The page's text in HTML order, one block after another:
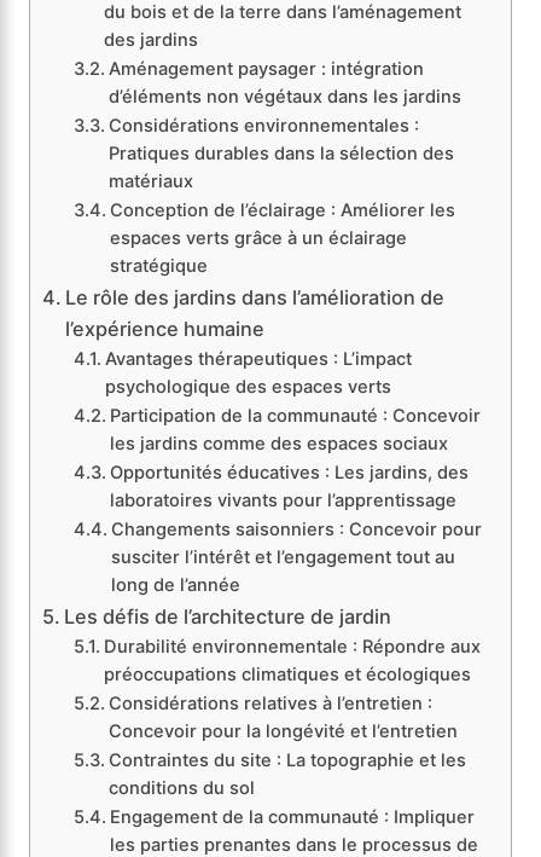
du bois et de la terre dans l’aménagement
des jardins
Aménagement paysager : intégration
d’éléments non végétaux dans les jardins
Considérations environnementales :
Pratiques durables dans la sélection des
matériaux
Conception de l’éclairage : Améliorer les
espaces verts grâce à un éclairage
stratégique
Le rôle des jardins dans l’amélioration de
l’expérience humaine
Avantages thérapeutiques : L’impact
psychologique des espaces verts
Participation de la communauté : Concevoir
les jardins comme des espaces sociaux
Opportunités éducatives : Les jardins, des
laboratoires vivants pour l’apprentissage
Changements saisonniers : Concevoir pour
susciter l’intérêt et l’engagement tout au
long de l’année
Les défis de l’architecture de jardin
Durabilité environnementale : Répondre aux
préoccupations climatiques et écologiques
Considérations relatives à l’entretien :
Concevoir pour la longévité et l’entretien
Contraintes du site : La topographie et les
conditions du sol
Engagement de la communauté : Impliquer
les parties prenantes dans le processus de